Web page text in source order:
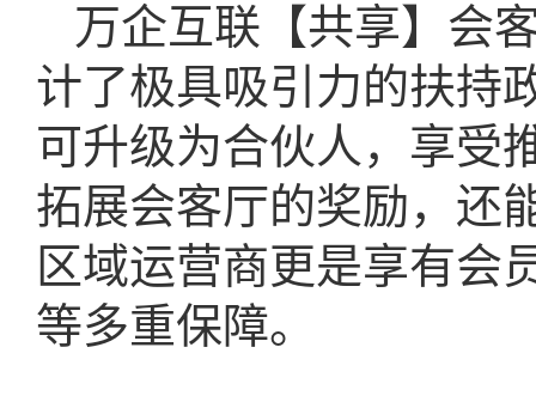
万企互联【共享】会
计了极具吸引力的扶持
可升级为合伙人，享受
拓展会客厅的奖励，还
区域运营商更是享有会
等多重保障。